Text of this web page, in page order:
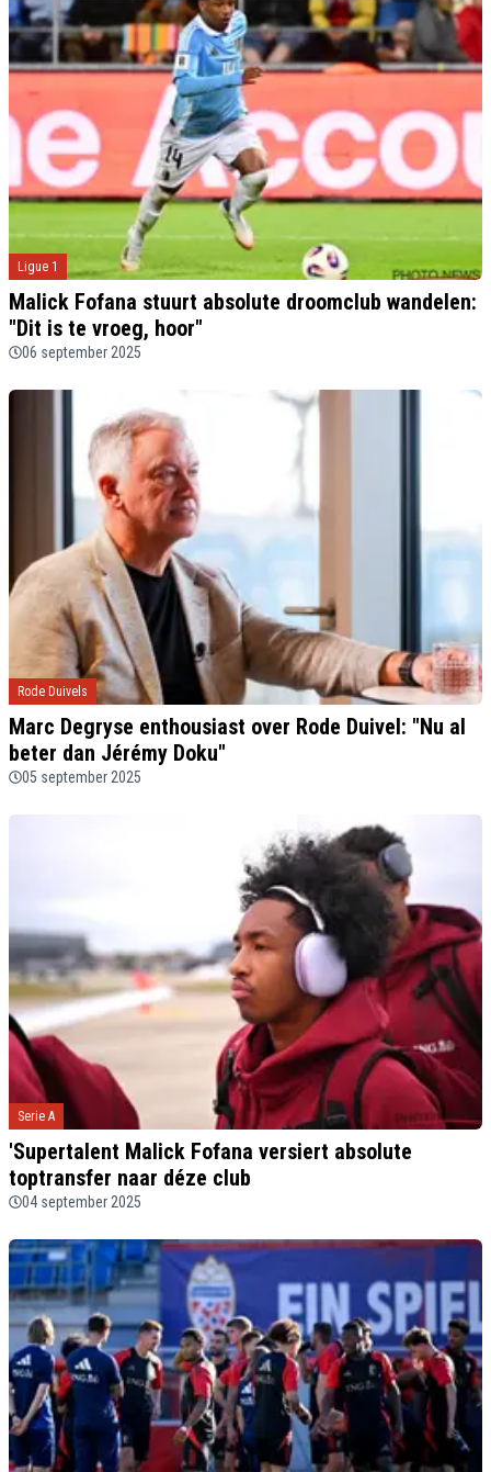
Ligue 1
Malick Fofana stuurt absolute droomclub wandelen:
"Dit is te vroeg, hoor"
06 september 2025
Rode Duivels
Marc Degryse enthousiast over Rode Duivel: "Nu al
beter dan Jérémy Doku"
05 september 2025
Serie A
'Supertalent Malick Fofana versiert absolute
toptransfer naar déze club
04 september 2025